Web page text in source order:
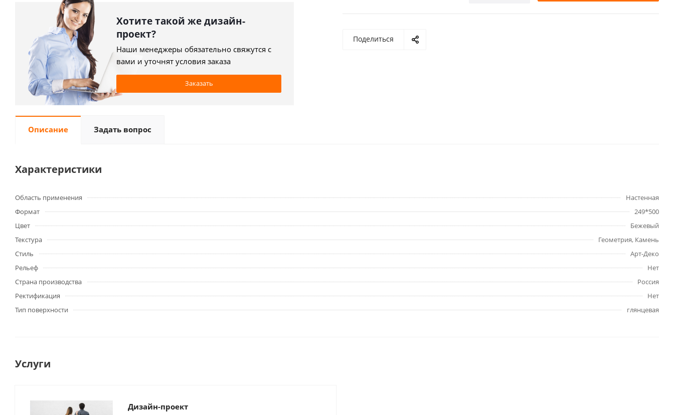
Хотите такой же дизайн-
проект?
Наши менеджеры обязательно свяжутся с
вами и уточнят условия заказа
Заказать
Поделиться
Описание Задать вопрос
Характеристики
Область применения
Настенная
Формат
249*500
Цвет
Бежевый
Текстура
Геометрия, Камень
Стиль
Арт-Деко
Рельеф
Нет
Страна производства
Россия
Ректификация
Нет
Тип поверхности
глянцевая
Услуги
Дизайн-проект